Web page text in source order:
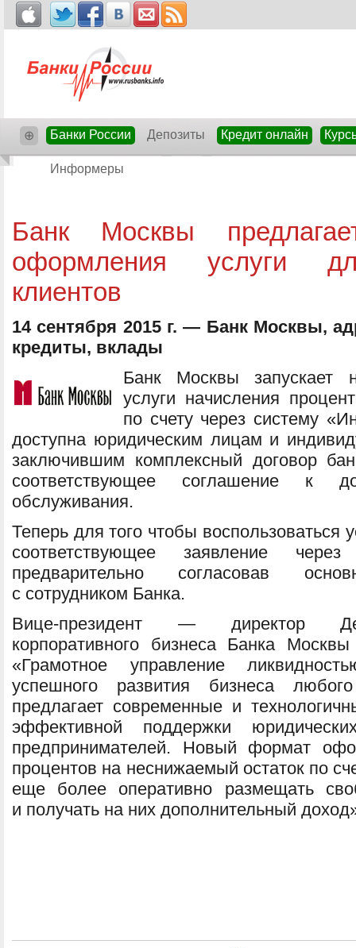
⊕ Банки России Депозиты Кредит онлайн
Информеры
Банк Москвы
оформления услуги
клиентов
14 сентября 2015 г. — Банк Москвы,
кредиты, вклады
Банк Москвы запускает
услуги начисления
по счету через систему
доступна юридическим лицам и
заключившим комплексный договор
соответствующее соглашение к
обслуживания.
Теперь для того чтобы воспользоваться
соответствующее заявление
предварительно согласовав
с сотрудником Банка.
Вице-президент — директор
корпоративного бизнеса Банка
«Грамотное управление
успешного развития бизнеса
предлагает современные и
эффективной поддержки
предпринимателей. Новый формат
процентов на неснижаемый остаток по
еще более оперативно размещать
и получать на них дополнительный